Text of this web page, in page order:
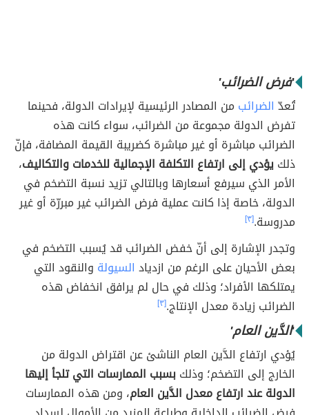
'فرض الضرائب'
تُعدّ الضرائب من المصادر الرئيسية لإيرادات الدولة، فحينما
تفرض الدولة مجموعة من الضرائب، سواء كانت هذه
الضرائب مباشرة أو غير مباشرة كضريبة القيمة المضافة، فإنّ
ذلكيؤدي إلى ارتفاع التكلفة الإجمالية للخدمات والتكاليف،
الأمر الذي سيرفع أسعارها وبالتالي تزيد نسبة التضخم في
الدولة، خاصة إذا كانت عملية فرض الضرائب غير مبررّة أو غير
مدروسة.[٣]
وتجدر الإشارة إلى أنّ خفض الضرائب قد يُسبب التضخم في
بعض الأحيان على الرغم من ازدياد السيولة والنقود التي
يمتلكها الأفراد؛ وذلك في حال لم يرافق انخفاض هذه
الضرائب زيادة معدل الإنتاج.[٣]
'الدَّين العام'
يُؤدي ارتفاع الدَّين العام الناشئ عن اقتراض الدولة من
الخارج إلى التضخم؛ وذلكبسبب الممارسات التي تلجأ إليها
الدولة عند ارتفاع معدل الدَّين العام، ومن هذه الممارسات